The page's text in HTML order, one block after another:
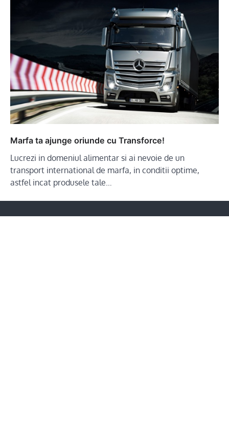
Marfa ta ajunge oriunde cu Transforce!
Lucrezi in domeniul alimentar si ai nevoie de un
transport international de marfa, in conditii optime,
astfel incat produsele tale…